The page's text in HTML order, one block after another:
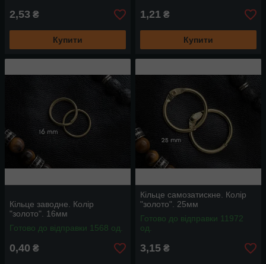
2,53 ₴
Купити
1,21 ₴
Купити
Кільце заводне. Колір
"золото". 16мм
Готово до відправки 1568 од.
0,40 ₴
Кільце самозатискне. Колір
"золото". 25мм
Готово до відправки 11972
од.
3,15 ₴